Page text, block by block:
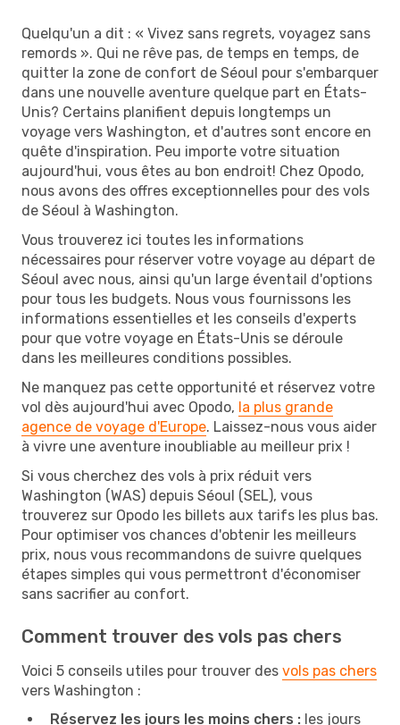
Quelqu'un a dit : « Vivez sans regrets, voyagez sans
remords ». Qui ne rêve pas, de temps en temps, de
quitter la zone de confort de Séoul pour s'embarquer
dans une nouvelle aventure quelque part en États-
Unis? Certains planifient depuis longtemps un
voyage vers Washington, et d'autres sont encore en
quête d'inspiration. Peu importe votre situation
aujourd'hui, vous êtes au bon endroit! Chez Opodo,
nous avons des offres exceptionnelles pour des vols
de Séoul à Washington.
Vous trouverez ici toutes les informations
nécessaires pour réserver votre voyage au départ de
Séoul avec nous, ainsi qu'un large éventail d'options
pour tous les budgets. Nous vous fournissons les
informations essentielles et les conseils d'experts
pour que votre voyage en États-Unis se déroule
dans les meilleures conditions possibles.
Ne manquez pas cette opportunité et réservez votre
vol dès aujourd'hui avec Opodo, la plus grande
agence de voyage d'Europe. Laissez-nous vous aider
à vivre une aventure inoubliable au meilleur prix !
Si vous cherchez des vols à prix réduit vers
Washington (WAS) depuis Séoul (SEL), vous
trouverez sur Opodo les billets aux tarifs les plus bas.
Pour optimiser vos chances d'obtenir les meilleurs
prix, nous vous recommandons de suivre quelques
étapes simples qui vous permettront d'économiser
sans sacrifier au confort.
Comment trouver des vols pas chers
Voici 5 conseils utiles pour trouver des vols pas chers
vers Washington :
Réservez les jours les moins chers : les jours